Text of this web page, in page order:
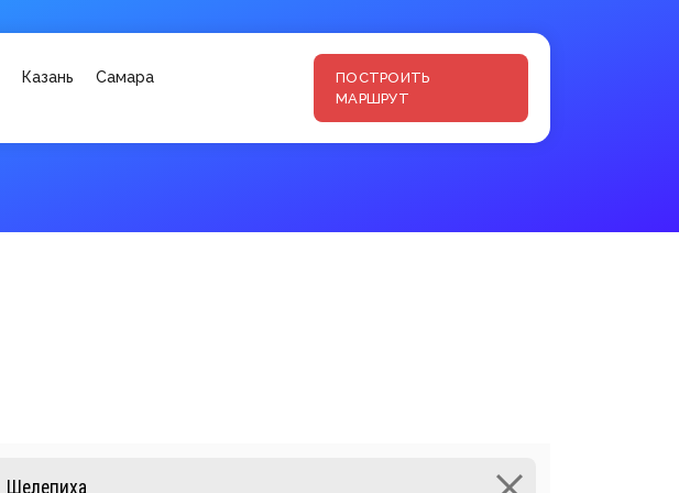
Казань Самара
ПОСТРОИТЬ
МАРШРУТ